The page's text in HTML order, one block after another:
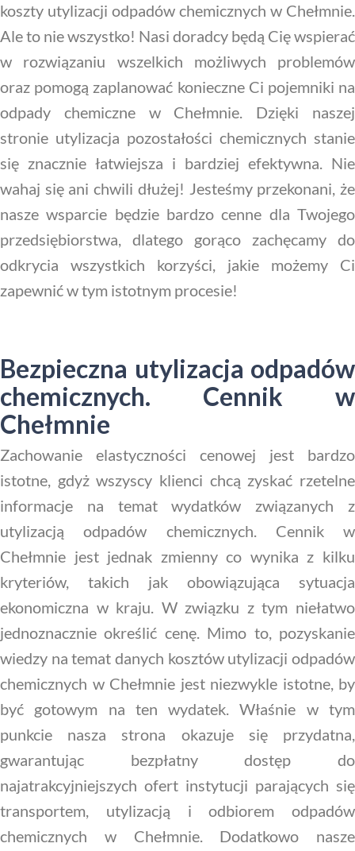
koszty utylizacji odpadów chemicznych w Chełmnie.
Ale to nie wszystko! Nasi doradcy będą Cię wspierać
w rozwiązaniu wszelkich możliwych problemów
oraz pomogą zaplanować konieczne Ci pojemniki na
odpady chemiczne w Chełmnie. Dzięki naszej
stronie utylizacja pozostałości chemicznych stanie
się znacznie łatwiejsza i bardziej efektywna. Nie
wahaj się ani chwili dłużej! Jesteśmy przekonani, że
nasze wsparcie będzie bardzo cenne dla Twojego
przedsiębiorstwa, dlatego gorąco zachęcamy do
odkrycia wszystkich korzyści, jakie możemy Ci
zapewnić w tym istotnym procesie!
Bezpieczna utylizacja odpadów
chemicznych. Cennik w
Chełmnie
Zachowanie elastyczności cenowej jest bardzo
istotne, gdyż wszyscy klienci chcą zyskać rzetelne
informacje na temat wydatków związanych z
utylizacją odpadów chemicznych. Cennik w
Chełmnie jest jednak zmienny co wynika z kilku
kryteriów, takich jak obowiązująca sytuacja
ekonomiczna w kraju. W związku z tym niełatwo
jednoznacznie określić cenę. Mimo to, pozyskanie
wiedzy na temat danych kosztów utylizacji odpadów
chemicznych w Chełmnie jest niezwykle istotne, by
być gotowym na ten wydatek. Właśnie w tym
punkcie nasza strona okazuje się przydatna,
gwarantując bezpłatny dostęp do
najatrakcyjniejszych ofert instytucji parających się
transportem, utylizacją i odbiorem odpadów
chemicznych w Chełmnie. Dodatkowo nasze